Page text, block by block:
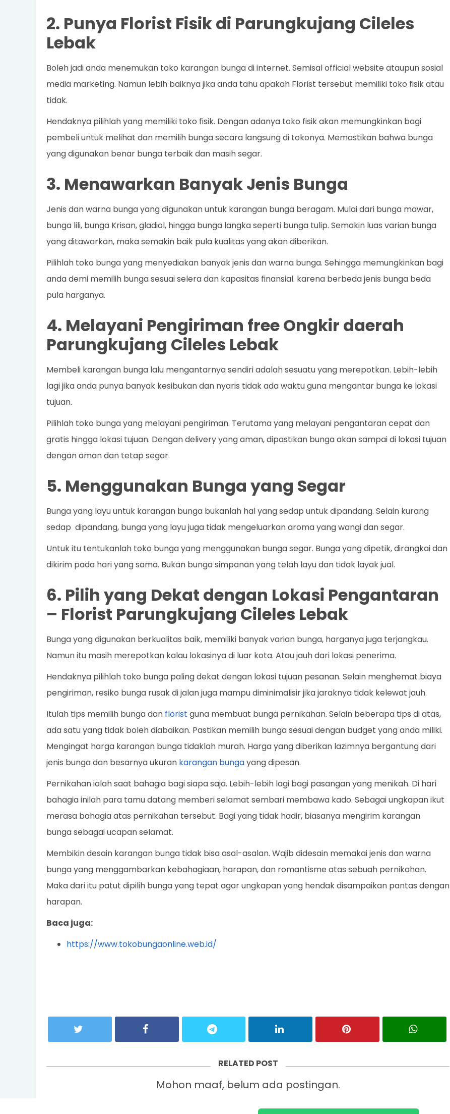
2. Punya Florist Fisik di Parungkujang Cileles
Lebak
Boleh jadi anda menemukan toko karangan bunga di internet. Semisal official website ataupun sosial
media marketing. Namun lebih baiknya jika anda tahu apakah Florist tersebut memiliki toko fisik atau
tidak.
Hendaknya pilihlah yang memiliki toko fisik. Dengan adanya toko fisik akan memungkinkan bagi
pembeli untuk melihat dan memilih bunga secara langsung di tokonya. Memastikan bahwa bunga
yang digunakan benar bunga terbaik dan masih segar.
3. Menawarkan Banyak Jenis Bunga
Jenis dan warna bunga yang digunakan untuk karangan bunga beragam. Mulai dari bunga mawar,
bunga lili, bunga Krisan, gladiol, hingga bunga langka seperti bunga tulip. Semakin luas varian bunga
yang ditawarkan, maka semakin baik pula kualitas yang akan diberikan.
Pilihlah toko bunga yang menyediakan banyak jenis dan warna bunga. Sehingga memungkinkan bagi
anda demi memilih bunga sesuai selera dan kapasitas finansial. karena berbeda jenis bunga beda
pula harganya.
4. Melayani Pengiriman free Ongkir daerah
Parungkujang Cileles Lebak
Membeli karangan bunga lalu mengantarnya sendiri adalah sesuatu yang merepotkan. Lebih-lebih
lagi jika anda punya banyak kesibukan dan nyaris tidak ada waktu guna mengantar bunga ke lokasi
tujuan.
Pilihlah toko bunga yang melayani pengiriman. Terutama yang melayani pengantaran cepat dan
gratis hingga lokasi tujuan. Dengan delivery yang aman, dipastikan bunga akan sampai di lokasi tujuan
dengan aman dan tetap segar.
5. Menggunakan Bunga yang Segar
Bunga yang layu untuk karangan bunga bukanlah hal yang sedap untuk dipandang. Selain kurang
sedap dipandang, bunga yang layu juga tidak mengeluarkan aroma yang wangi dan segar.
Untuk itu tentukanlah toko bunga yang menggunakan bunga segar. Bunga yang dipetik, dirangkai dan
dikirim pada hari yang sama. Bukan bunga simpanan yang telah layu dan tidak layak jual.
6. Pilih yang Dekat dengan Lokasi Pengantaran
– Florist Parungkujang Cileles Lebak
Bunga yang digunakan berkualitas baik, memiliki banyak varian bunga, harganya juga terjangkau.
Namun itu masih merepotkan kalau lokasinya di luar kota. Atau jauh dari lokasi penerima.
Hendaknya pilihlah toko bunga paling dekat dengan lokasi tujuan pesanan. Selain menghemat biaya
pengiriman, resiko bunga rusak di jalan juga mampu diminimalisir jika jaraknya tidak kelewat jauh.
Itulah tips memilih bunga dan florist guna membuat bunga pernikahan. Selain beberapa tips di atas,
ada satu yang tidak boleh diabaikan. Pastikan memilih bunga sesuai dengan budget yang anda miliki.
Mengingat harga karangan bunga tidaklah murah. Harga yang diberikan lazimnya bergantung dari
jenis bunga dan besarnya ukuran karangan bungayang dipesan.
Pernikahan ialah saat bahagia bagi siapa saja. Lebih-lebih lagi bagi pasangan yang menikah. Di hari
bahagia inilah para tamu datang memberi selamat sembari membawa kado. Sebagai ungkapan ikut
merasa bahagia atas pernikahan tersebut. Bagi yang tidak hadir, biasanya mengirim karangan
bunga sebagai ucapan selamat.
Membikin desain karangan bunga tidak bisa asal-asalan. Wajib didesain memakai jenis dan warna
bunga yang menggambarkan kebahagiaan, harapan, dan romantisme atas sebuah pernikahan.
Maka dari itu patut dipilih bunga yang tepat agar ungkapan yang hendak disampaikan pantas dengan
harapan.
Baca juga:
https://www.tokobungaonline.web.id/
RELATED POST
Mohon maaf, belum ada postingan.